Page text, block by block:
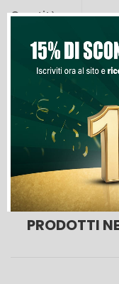
Quantità
Lista Dei
PRODOTTI